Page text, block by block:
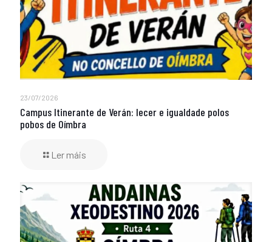
23/07/2026
Campus Itinerante de Verán: lecer e igualdade polos
pobos de Oímbra
Ler máis